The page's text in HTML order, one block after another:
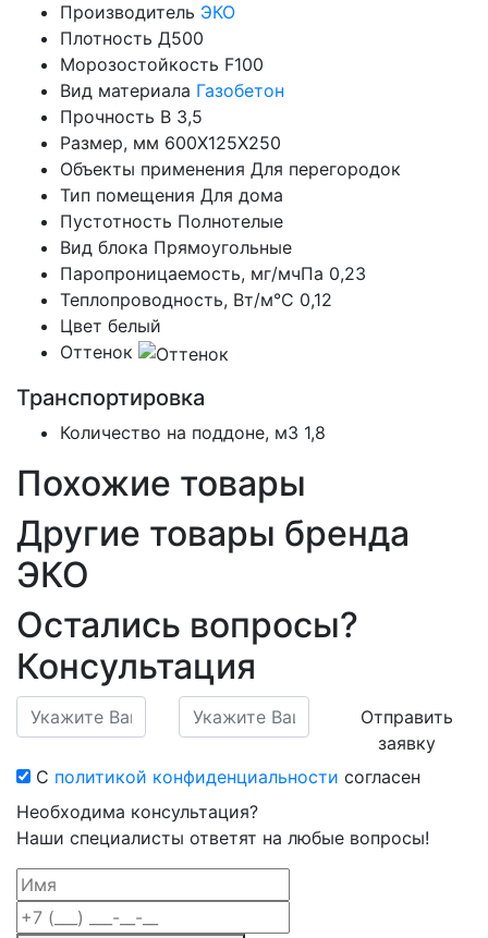
Производитель ЭКО
Плотность Д500
Морозостойкость F100
Вид материала Газобетон
Прочность B 3,5
Размер, мм 600X125X250
Объекты применения Для перегородок
Тип помещения Для дома
Пустотность Полнотелые
Вид блока Прямоугольные
Паропроницаемость, мг/мчПа 0,23
Теплопроводность, Вт/м°С 0,12
Цвет белый
Оттенок
Транспортировка
Количество на поддоне, м3 1,8
Похожие товары
Другие товары бренда
ЭКО
Остались вопросы?
Консультация
Отправить
заявку
С политикой конфиденциальности согласен
Необходима консультация?
Наши специалисты ответят на любые вопросы!